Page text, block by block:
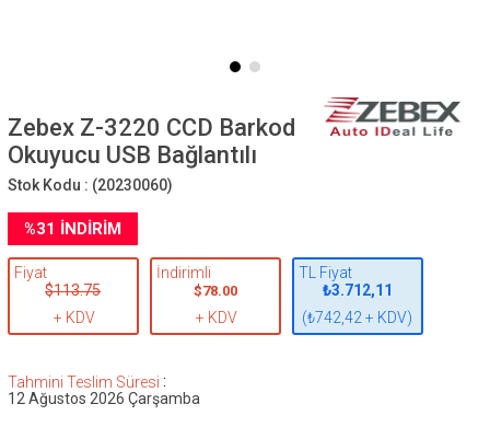
Zebex Z-3220 CCD Barkod
Okuyucu USB Bağlantılı
Stok Kodu : (20230060)
%31 İNDIRIM
Fiyat
$113.75
+ KDV
İndirimli
$78.00
+ KDV
TL Fiyat
₺3.712,11
(₺742,42 + KDV)
Tahmini Teslim Süresi :
12 Ağustos 2026 Çarşamba